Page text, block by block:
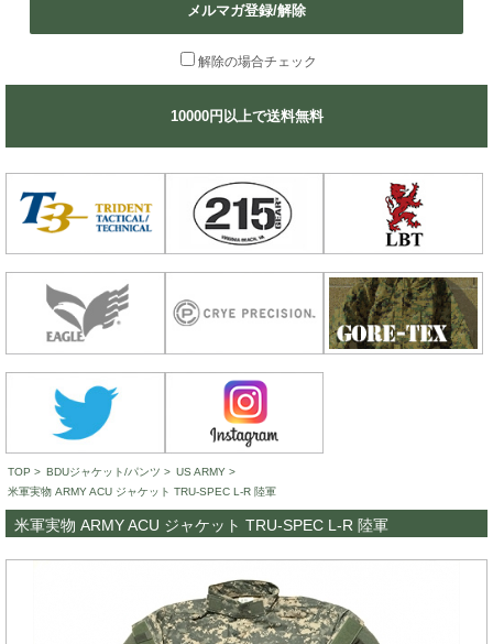
メルマガ登録/解除
解除の場合チェック
10000円以上で送料無料
TOP > BDUジャケット/パンツ > US ARMY >
米軍実物 ARMY ACU ジャケット TRU-SPEC L-R 陸軍
米軍実物 ARMY ACU ジャケット TRU-SPEC L-R 陸軍